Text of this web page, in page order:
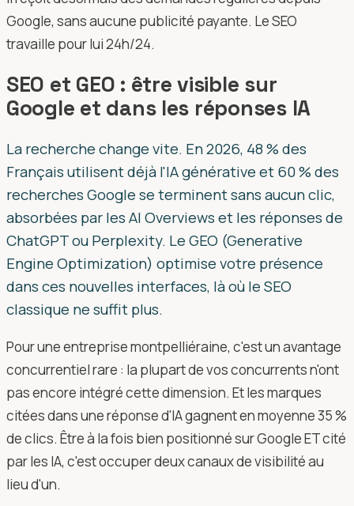
Google, sans aucune publicité payante. Le SEO
travaille pour lui 24h/24.
SEO et GEO : être visible sur
Google et dans les réponses IA
La recherche change vite. En 2026, 48 % des
Français utilisent déjà l'IA générative et 60 % des
recherches Google se terminent sans aucun clic,
absorbées par les AI Overviews et les réponses de
ChatGPT ou Perplexity. Le GEO (Generative
Engine Optimization) optimise votre présence
dans ces nouvelles interfaces, là où le SEO
classique ne suffit plus.
Pour une entreprise montpelliéraine, c'est un avantage
concurrentiel rare : la plupart de vos concurrents n'ont
pas encore intégré cette dimension. Et les marques
citées dans une réponse d'IA gagnent en moyenne 35 %
de clics. Être à la fois bien positionné sur Google ET cité
par les IA, c'est occuper deux canaux de visibilité au
lieu d'un.